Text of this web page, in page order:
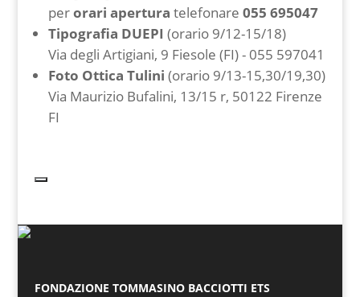
perorari apertura telefonare 055 695047
Tipografia DUEPI (orario 9/12-15/18)
Via degli Artigiani, 9 Fiesole (FI) - ‭055 597041‬
Foto Ottica Tulini (orario 9/13-15,30/19,30)
Via Maurizio Bufalini, 13/15 r, 50122 Firenze
FI
FONDAZIONE TOMMASINO BACCIOTTI ETS